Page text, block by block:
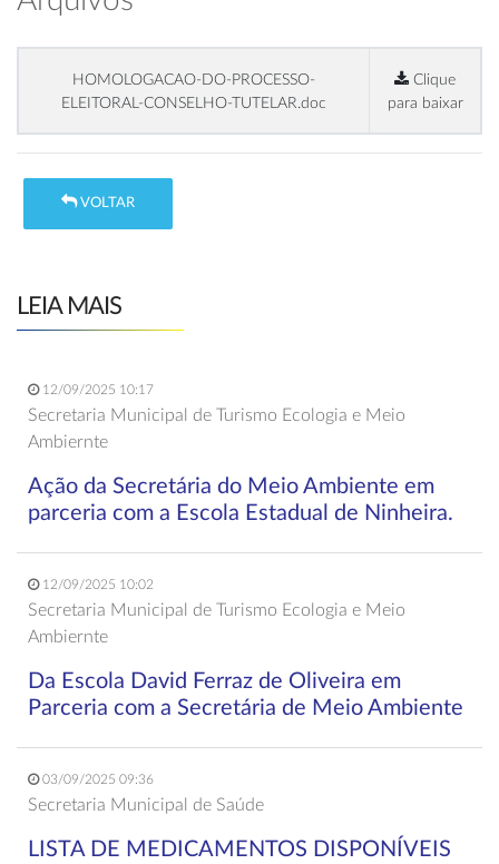
HOMOLOGACAO-DO-PROCESSO-
ELEITORAL-CONSELHO-TUTELAR.doc
Clique
para baixar
VOLTAR
LEIA MAIS
12/09/2025 10:17
Secretaria Municipal de Turismo Ecologia e Meio
Ambiernte
Ação da Secretária do Meio Ambiente em
parceria com a Escola Estadual de Ninheira.
12/09/2025 10:02
Secretaria Municipal de Turismo Ecologia e Meio
Ambiernte
Da Escola David Ferraz de Oliveira em
Parceria com a Secretária de Meio Ambiente
03/09/2025 09:36
Secretaria Municipal de Saúde
LISTA DE MEDICAMENTOS DISPONÍVEIS